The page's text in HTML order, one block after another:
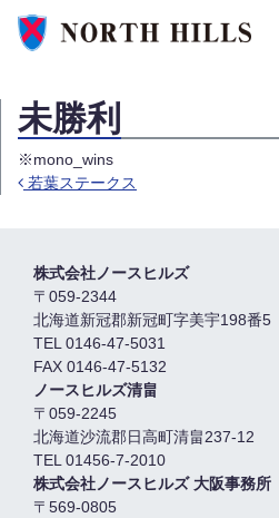
未勝利
※mono_wins
若葉ステークス
株式会社ノースヒルズ
〒059-2344
北海道新冠郡新冠町字美宇198番5
TEL 0146-47-5031
FAX 0146-47-5132
ノースヒルズ清畠
〒059-2245
北海道沙流郡日高町清畠237-12
TEL 01456-7-2010
株式会社ノースヒルズ 大阪事務所
〒569-0805